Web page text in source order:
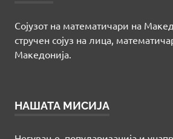
Сојузот на математичари на
стручен сојуз на лица,
Македонија.
НАШАТА МИСИЈА